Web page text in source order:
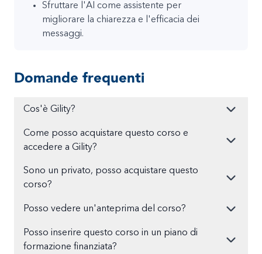
Sfruttare l'AI come assistente per
migliorare la chiarezza e l'efficacia dei
messaggi.
Domande frequenti
Cos'è Gility?
Come posso acquistare questo corso e
accedere a Gility?
Sono un privato, posso acquistare questo
corso?
Posso vedere un'anteprima del corso?
Posso inserire questo corso in un piano di
formazione finanziata?